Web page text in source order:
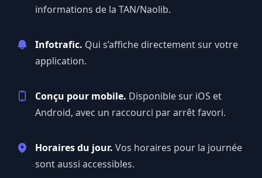
informations de la TAN/Naolib.
Infotrafic. Qui s’affiche directement sur votre
application.
Conçu pour mobile. Disponible sur iOS et
Android, avec un raccourci par arrêt favori.
Horaires du jour. Vos horaires pour la journée
sont aussi accessibles.